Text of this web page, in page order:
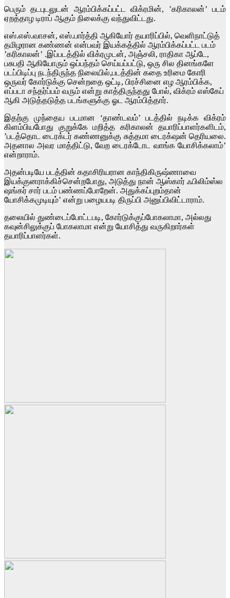
பெரும் தடபுடலுடன் ஆரம்பிக்கப்பட்ட விக்ரமின், ’கரிகாலன்’ படம்
ஏறத்தாழ டிராப் ஆகும் நிலைக்கு வந்துவிட்டது.
எஸ்.எஸ்.வாசன், எஸ்.பார்த்தி ஆகியோர் தயாரிப்பில், வெளிநாட்டுத்
தமிழரான கண்ணன் என்பவர் இயக்கத்தில் ஆரம்பிக்கப்பட்ட படம்
’கரிகாலன்’ .இப்படத்தில் விக்ரமுடன், அஞ்சலி, ராதிகா ஆப்டே,
பசுபதி ஆகியோரும் ஒப்பந்தம் செய்யப்பட்டு, ஒரு சில தினங்களே
படப்பிடிப்பு நடந்திருந்த நிலையில்,படத்தின் கதை உரிமை கோரி
ஒருவர் கோர்டுக்கு சென்றதை ஒட்டி, பிரச்சினை எழ ஆரம்பிக்க,
எப்படா சந்தர்ப்பம் வரும் என்று காத்திருந்தது போல், விக்ரம் எஸ்கேப்
ஆகி அடுத்தடுத்த படங்களுக்கு ஓட ஆரம்பித்தார்.
இதற்கு முந்தைய படமான ‘தாண்டவம்’ படத்தில் நடிக்க விக்ரம்
கிளம்பியபோது குறுக்கே மறித்த கரிகாலன் தயாரிப்பாளர்களிடம்,
’படத்தொட டைரக்டர் கண்ணனுக்கு சுத்தமா டைரக்‌ஷன் தெரியலை.
அதனால அவர மாத்திட்டு, வேற டைரக்டோட வாங்க யோசிக்கலாம்’
என்றாராம்.
அதன்படியே படத்தின் கதாசிரியரான காந்திகிருஷ்ணாவை
இயக்குனராக்கிச்சென்றபோது, அடுத்து நான் ஆஸ்கார் ஃபிலிம்ஸ்ல
ஷங்கர் சார் படம் பண்ணப்போறேன். அதுக்கப்புறம்தான்
யோசிக்கமுடியும்’ என்று பழையபடி திருப்பி அனுப்பிவிட்டாராம்.
தலையில் துண்டைப்போட்டபடி, கோர்டுக்குப்போகலாமா, அல்லது
கவுன்சிலுக்குப் போகலாமா என்று யோசித்து வருகிறார்கள்
தயாரிப்பாளர்கள்.